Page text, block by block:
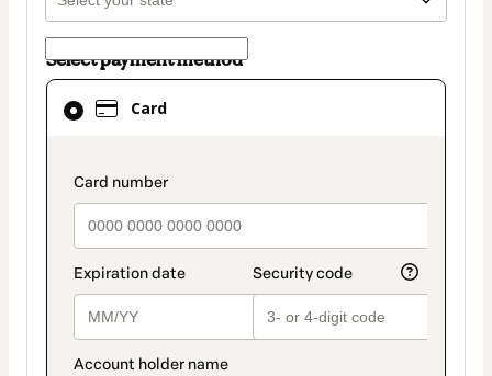
Select payment method
Card
payment_data.section_title_v2
Card
selected
method